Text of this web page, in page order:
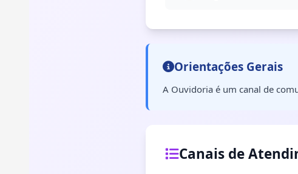
Orientações Gerais
A Ouvidoria é um canal de
Canais de